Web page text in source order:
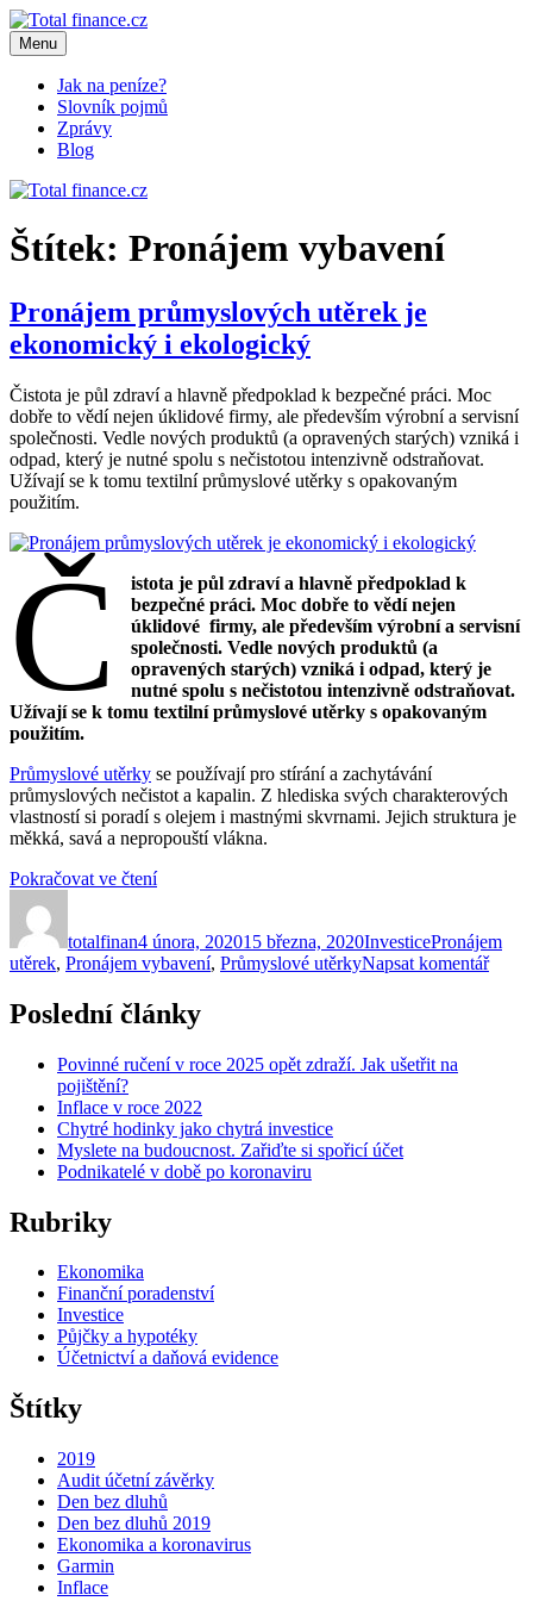
Přejít
k
obsahu
webu
Total finance.cz
Váš průvodce světem financí
Menu
Jak na peníze?
Slovník pojmů
Zprávy
Blog
Štítek: Pronájem vybavení
Pronájem průmyslových utěrek je
ekonomický i ekologický
Čistota je půl zdraví a hlavně předpoklad k bezpečné práci. Moc
dobře to vědí nejen úklidové firmy, ale především výrobní a servisní
společnosti. Vedle nových produktů (a opravených starých) vzniká i
odpad, který je nutné spolu s nečistotou intenzivně odstraňovat.
Užívají se k tomu textilní průmyslové utěrky s opakovaným
použitím.
Č
istota je půl zdraví a hlavně předpoklad k
bezpečné práci. Moc dobře to vědí nejen
úklidové firmy, ale především výrobní a servisní
společnosti. Vedle nových produktů (a
opravených starých) vzniká i odpad, který je
nutné spolu s nečistotou intenzivně odstraňovat.
Užívají se k tomu textilní průmyslové utěrky s opakovaným
použitím.
Průmyslové utěrky se používají pro stírání a zachytávání
průmyslových nečistot a kapalin. Z hlediska svých charakterových
vlastností si poradí s olejem i mastnými skvrnami. Jejich struktura je
měkká, savá a nepropouští vlákna.
Pokračovat ve čtení„Pronájem
je
ekonomický
ekologický“
totalfinan4 února, 202015 března, 2020InvesticePronájem
utěrek, Pronájem vybavení, Průmyslové utěrkyNapsat komentářpro
Poslední články
Povinné ručení v roce 2025 opět zdraží. Jak ušetřit na
pojištění?
Inflace v roce 2022
Chytré hodinky jako chytrá investice
Myslete na budoucnost. Zařiďte si spořicí účet
Podnikatelé v době po koronaviru
Rubriky
Ekonomika
Finanční poradenství
Investice
Půjčky a hypotéky
Účetnictví a daňová evidence
Štítky
2019
Audit účetní závěrky
Den bez dluhů
Den bez dluhů 2019
Ekonomika a koronavirus
Garmin
Inflace